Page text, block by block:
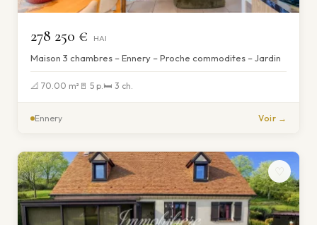
278 250 € HAI
Maison 3 chambres – Ennery – Proche commodites – Jardin
📐 70.00 m² 🚪 5 p.🛏 3 ch.
Ennery Voir →
♡